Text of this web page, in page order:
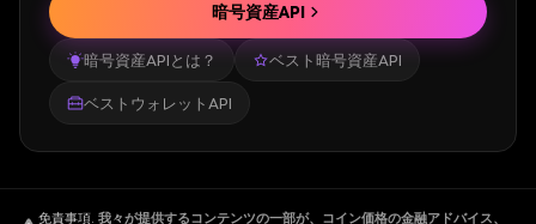
暗号資産APIとは？ ベスト暗号資産API
ベストウォレットAPI
暗号資産API
免責事項. 我々が提供するコンテンツの一部が、コイン価格の金融アドバイス、